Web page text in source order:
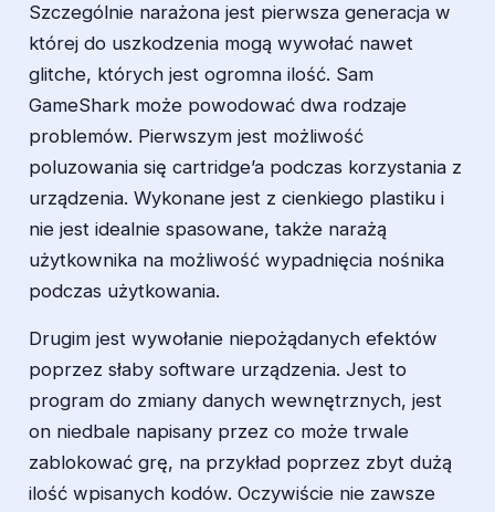
Szczególnie narażona jest pierwsza generacja w
której do uszkodzenia mogą wywołać nawet
glitche, których jest ogromna ilość. Sam
GameShark może powodować dwa rodzaje
problemów. Pierwszym jest możliwość
poluzowania się cartridge’a podczas korzystania z
urządzenia. Wykonane jest z cienkiego plastiku i
nie jest idealnie spasowane, także narażą
użytkownika na możliwość wypadnięcia nośnika
podczas użytkowania.
Drugim jest wywołanie niepożądanych efektów
poprzez słaby software urządzenia. Jest to
program do zmiany danych wewnętrznych, jest
on niedbale napisany przez co może trwale
zablokować grę, na przykład poprzez zbyt dużą
ilość wpisanych kodów. Oczywiście nie zawsze